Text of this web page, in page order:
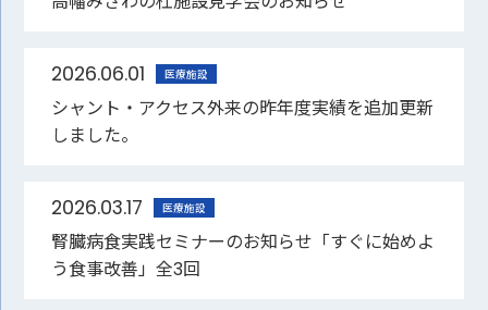
2026.06.01 医療施設
シャント・アクセス外来の昨年度実績を追加更新
しました。
2026.03.17 医療施設
腎臓病食実践セミナーのお知らせ「すぐに始めよ
う食事改善」全3回